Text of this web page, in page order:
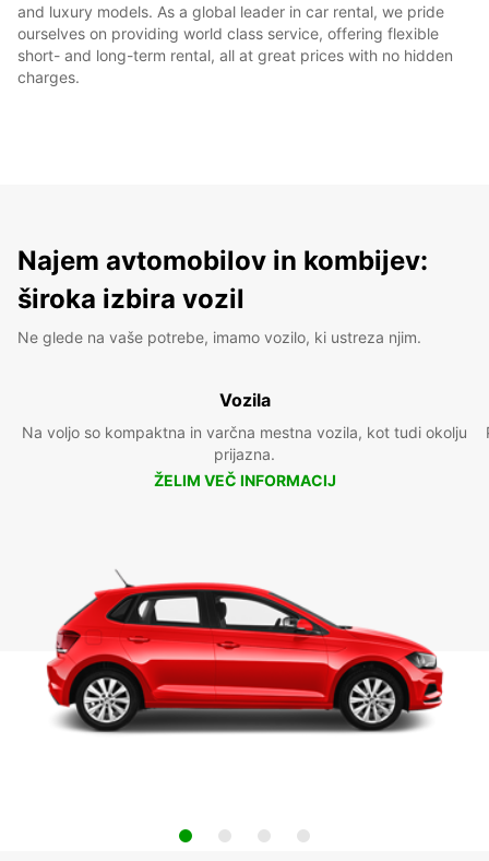
and luxury models. As a global leader in car rental, we pride
ourselves on providing world class service, offering flexible
short- and long-term rental, all at great prices with no hidden
charges.
Najem avtomobilov in kombijev:
široka izbira vozil
Ne glede na vaše potrebe, imamo vozilo, ki ustreza njim.
Vozila
Na voljo so kompaktna in varčna mestna vozila, kot tudi okolju
prijazna.
ŽELIM VEČ INFORMACIJ